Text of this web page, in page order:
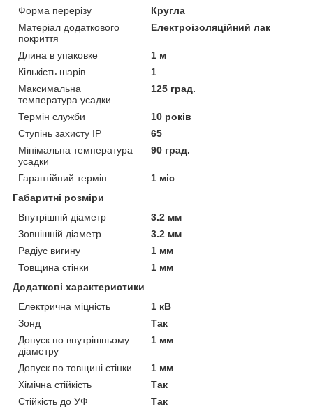
Форма перерізу
Кругла
Матеріал додаткового
покриття
Електроізоляційний лак
Длина в упаковке
1 м
Кількість шарів
1
Максимальна
температура усадки
125 град.
Термін служби
10 років
Ступінь захисту IP
65
Мінімальна температура
усадки
90 град.
Гарантійний термін
1 міс
Габаритні розміри
Внутрішній діаметр
3.2 мм
Зовнішній діаметр
3.2 мм
Радіус вигину
1 мм
Товщина стінки
1 мм
Додаткові характеристики
Електрична міцність
1 кВ
Зонд
Так
Допуск по внутрішньому
діаметру
1 мм
Допуск по товщині стінки
1 мм
Хімічна стійкість
Так
Стійкість до УФ
Так